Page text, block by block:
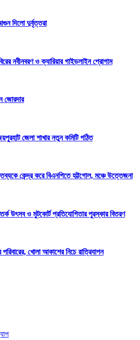
দিলো দুর্বৃত্তরা
নবীনবরণ ও ক্যারিয়ার গাইডলাইন প্রোগাম
জোরদার
জেলা শাখার নতুন কমিটি গঠিত
কেন্দ্র করে বিএনপিতে হট্টগোল, মঞ্চে উত্তেজনা
উৎসব ও মুটকোর্ট প্রতিযোগিতার পুরস্কার বিতরণ
খোলা আকাশের নিচে রাত্রিযাপন